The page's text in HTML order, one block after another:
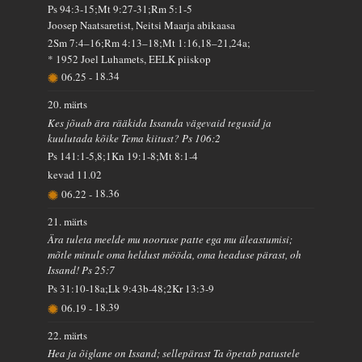
Ps 94:3-15;Mt 9:27-31;Rm 5:1-5
Joosep Naatsaretist, Neitsi Maarja abikaasa
2Sm 7:4–16;Rm 4:13–18;Mt 1:16,18–21,24a;
* 1952 Joel Luhamets, EELK piiskop
06.25- 18.34
20. märts
Kes jõuab ära rääkida Issanda vägevaid tegusid ja
kuulutada kõike Tema kiitust? Ps 106:2
Ps 141:1-5,8;1Kn 19:1-8;Mt 8:1-4
kevad 11.02
06.22- 18.36
21. märts
Ära tuleta meelde mu nooruse patte ega mu üleastumisi;
mõtle minule oma heldust mööda, oma headuse pärast, oh
Issand! Ps 25:7
Ps 31:10-18a;Lk 9:43b-48;2Kr 13:3-9
06.19- 18.39
22. märts
Hea ja õiglane on Issand; sellepärast Ta õpetab patustele